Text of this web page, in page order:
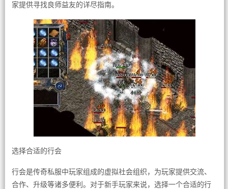
家提供寻找良师益友的详尽指南。
选择合适的行会
行会是传奇私服中玩家组成的虚拟社会组织，为玩家提供交流、
合作、升级等诸多便利。对于新手玩家来说，选择一个合适的行